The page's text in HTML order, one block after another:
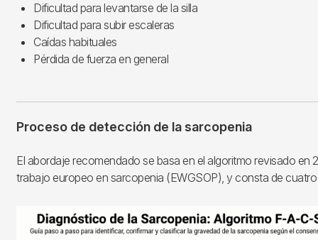
Dificultad para levantarse de la silla
Dificultad para subir escaleras
Caídas habituales
Pérdida de fuerza en general
Proceso de detección de la sarcopenia
El abordaje recomendado se basa en el algoritmo revisado en
trabajo europeo en sarcopenia (EWGSOP), y consta de
Imagen